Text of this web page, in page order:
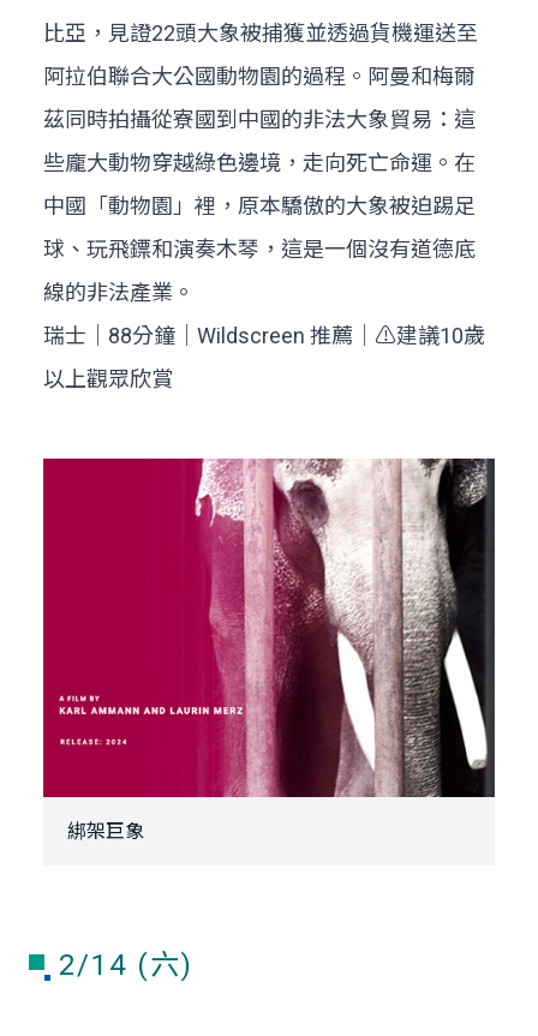
比亞，見證22頭大象被捕獲並透過貨機運送至
阿拉伯聯合大公國動物園的過程。阿曼和梅爾
茲同時拍攝從寮國到中國的非法大象貿易：這
些龐大動物穿越綠色邊境，走向死亡命運。在
中國「動物園」裡，原本驕傲的大象被迫踢足
球、玩飛鏢和演奏木琴，這是一個沒有道德底
線的非法產業。
瑞士｜88分鐘｜Wildscreen 推薦｜⚠️建議10歲
以上觀眾欣賞
綁架巨象
2/14 (六)